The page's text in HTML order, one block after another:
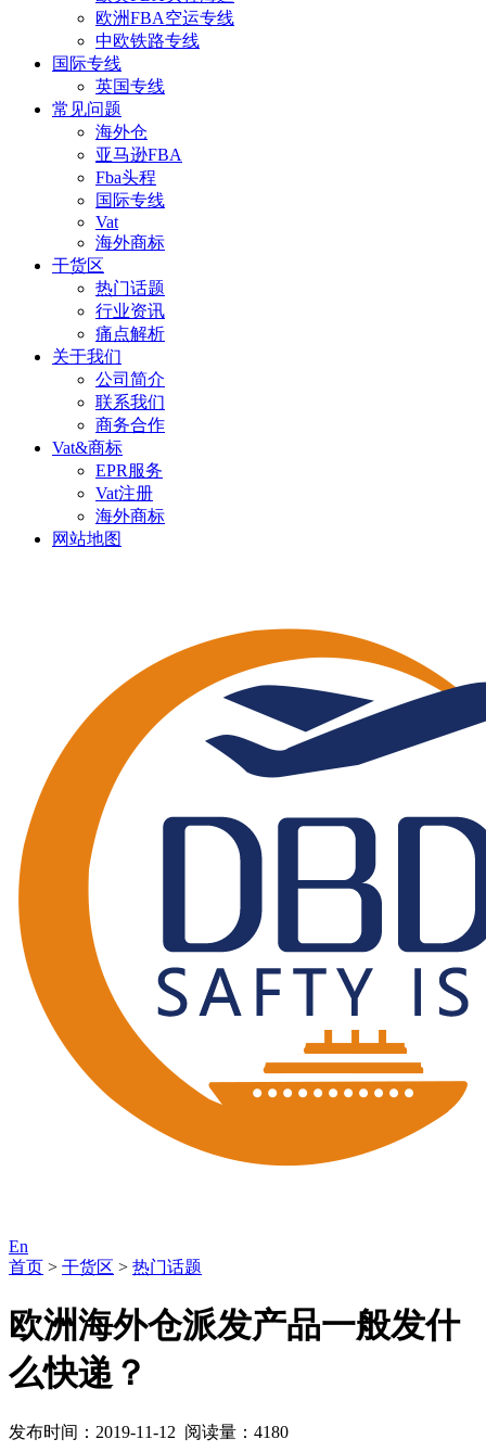
欧洲FBA空运专线
中欧铁路专线
国际专线
英国专线
常见问题
海外仓
亚马逊FBA
Fba头程
国际专线
Vat
海外商标
干货区
热门话题
行业资讯
痛点解析
关于我们
公司简介
联系我们
商务合作
Vat&商标
EPR服务
Vat注册
海外商标
网站地图
En
首页 > 干货区 > 热门话题
欧洲海外仓派发产品一般发什
么快递？
发布时间：2019-11-12 阅读量：4180